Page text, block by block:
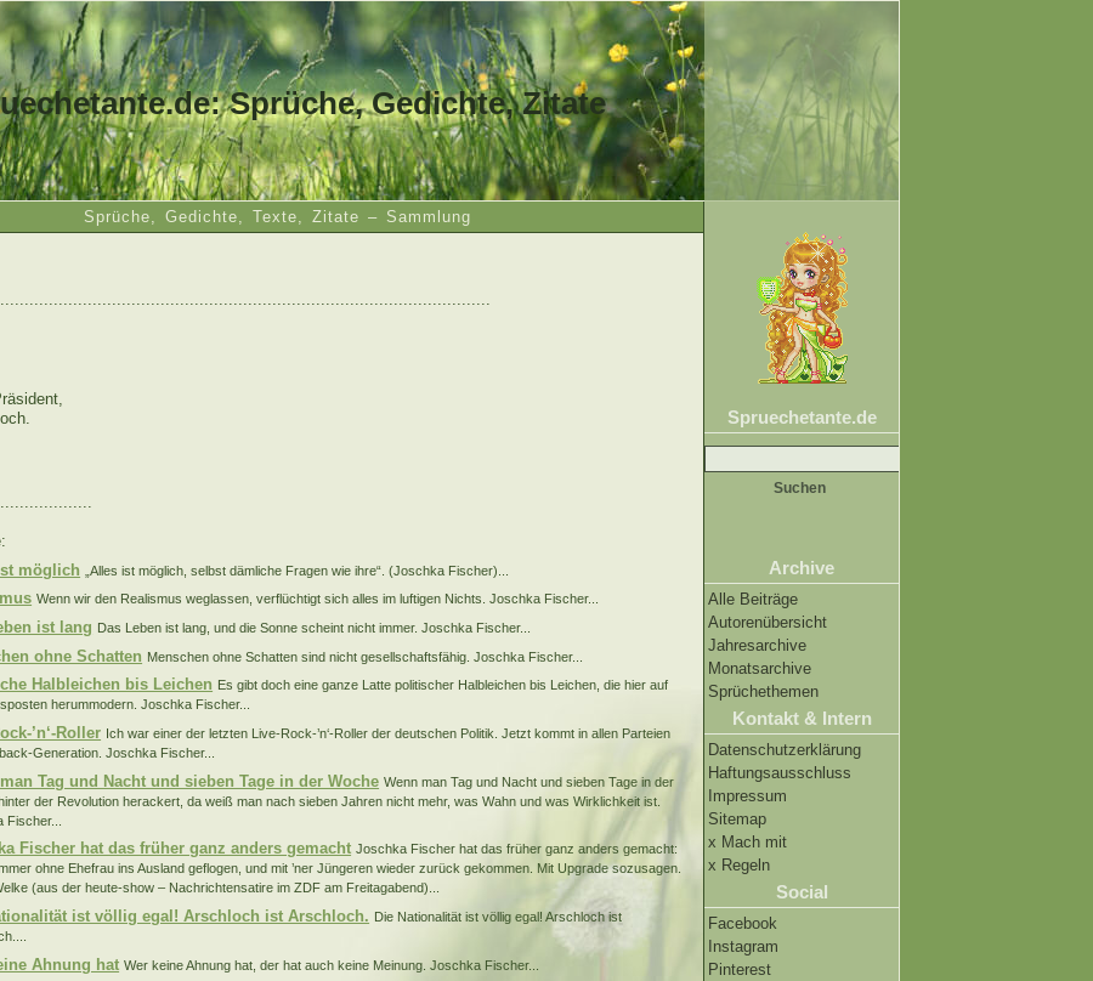
Sprüche, Gedichte, Zitate
Sprüche, Gedichte, Texte, Zitate – Sammlung
Spruechetante.de
Suche
nach:
Archive
Alle Beiträge
Autorenübersicht
Jahresarchive
Monatsarchive
Sprüchethemen
Kontakt & Intern
Datenschutzerklärung
Haftungsausschluss
Impressum
Sitemap
x Mach mit
x Regeln
Social
Facebook
Instagram
Pinterest
möglich
„Alles ist möglich, selbst dämliche Fragen wie ihre“. (Joschka Fischer)...
Wenn wir den Realismus weglassen, verflüchtigt sich alles im luftigen Nichts. Joschka Fischer...
ist lang Das Leben ist lang, und die Sonne scheint nicht immer. Joschka Fischer...
ohne Schatten Menschen ohne Schatten sind nicht gesellschaftsfähig. Joschka Fischer...
Halbleichen bis Leichen Es gibt doch eine ganze Latte politischer Halbleichen bis Leichen, die hier auf
herummodern. Joschka Fischer...
’n‘-Roller Ich war einer der letzten Live-Rock-’n‘-Roller der deutschen Politik. Jetzt kommt in allen Parteien
Generation. Joschka Fischer...
Tag und Nacht und sieben Tage in der Woche Wenn man Tag und Nacht und sieben Tage in der
der Revolution herackert, da weiß man nach sieben Jahren nicht mehr, was Wahn und was Wirklichkeit ist.
Fischer hat das früher ganz anders gemacht Joschka Fischer hat das früher ganz anders gemacht:
ohne Ehefrau ins Ausland geflogen, und mit ’ner Jüngeren wieder zurück gekommen. Mit Upgrade sozusagen.
(aus der heute-show – Nachrichtensatire im ZDF am Freitagabend)...
ist völlig egal! Arschloch ist Arschloch. Die Nationalität ist völlig egal! Arschloch ist
Ahnung hat Wer keine Ahnung hat, der hat auch keine Meinung. Joschka Fischer...